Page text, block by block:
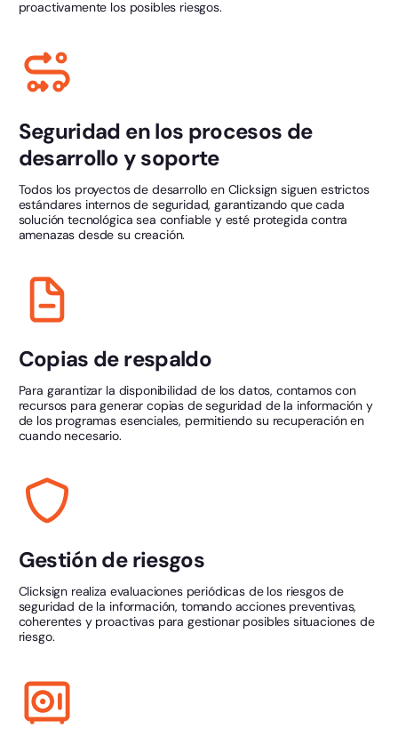
proactivamente los posibles riesgos.
Seguridad en los procesos de
desarrollo y soporte
Todos los proyectos de desarrollo en Clicksign siguen estrictos
estándares internos de seguridad, garantizando que cada
solución tecnológica sea confiable y esté protegida contra
amenazas desde su creación.
Copias de respaldo
Para garantizar la disponibilidad de los datos, contamos con
recursos para generar copias de seguridad de la información y
de los programas esenciales, permitiendo su recuperación en
cuando necesario.
Gestión de riesgos
Clicksign realiza evaluaciones periódicas de los riesgos de
seguridad de la información, tomando acciones preventivas,
coherentes y proactivas para gestionar posibles situaciones de
riesgo.